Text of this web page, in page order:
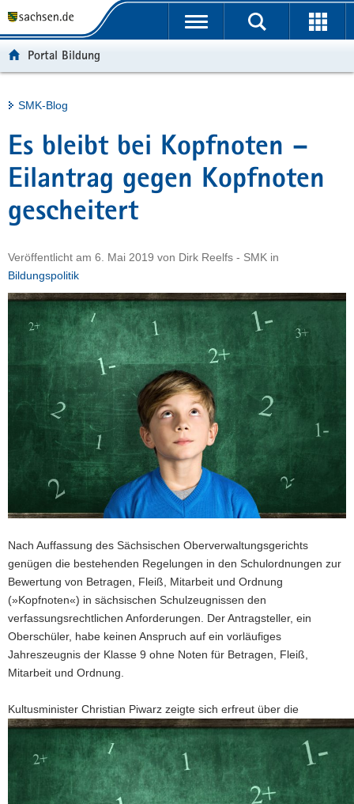
t
b
e
r
g
r
e
f
e
n
i
n
u
n
h
a
l
t
e
v
c
e
Portalübergreifende
Portal Bildung
Hauptinhalt
SMK-Blog
Es bleibt bei Kopfnoten –
Eilantrag gegen Kopfnoten
gescheitert
Veröffentlicht am 6. Mai 2019 von Dirk Reelfs - SMK in
Bildungspolitik
Nach Auffassung des Sächsischen Oberverwaltungsgerichts
genügen die bestehenden Regelungen in den Schulordnungen zur
Bewertung von Betragen, Fleiß, Mitarbeit und Ordnung
(»Kopfnoten«) in sächsischen Schulzeugnissen den
verfassungsrechtlichen Anforderungen. Der Antragsteller, ein
Oberschüler, habe keinen Anspruch auf ein vorläufiges
Jahreszeugnis der Klasse 9 ohne Noten für Betragen, Fleiß,
Mitarbeit und Ordnung.
Kultusminister Christian Piwarz zeigte sich erfreut über die